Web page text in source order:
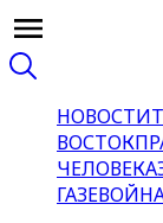
НОВОСТИ
ВОСТОК
ЧЕЛОВЕКА
ГАЗЕ